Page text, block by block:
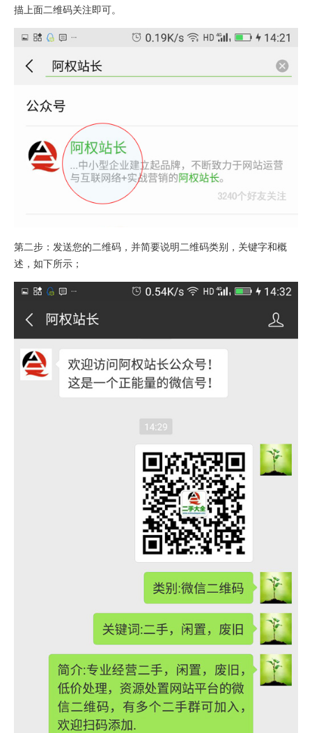
描上面二维码关注即可。
第二步：发送您的二维码，并简要说明二维码类别，关键字和概
述，如下所示；